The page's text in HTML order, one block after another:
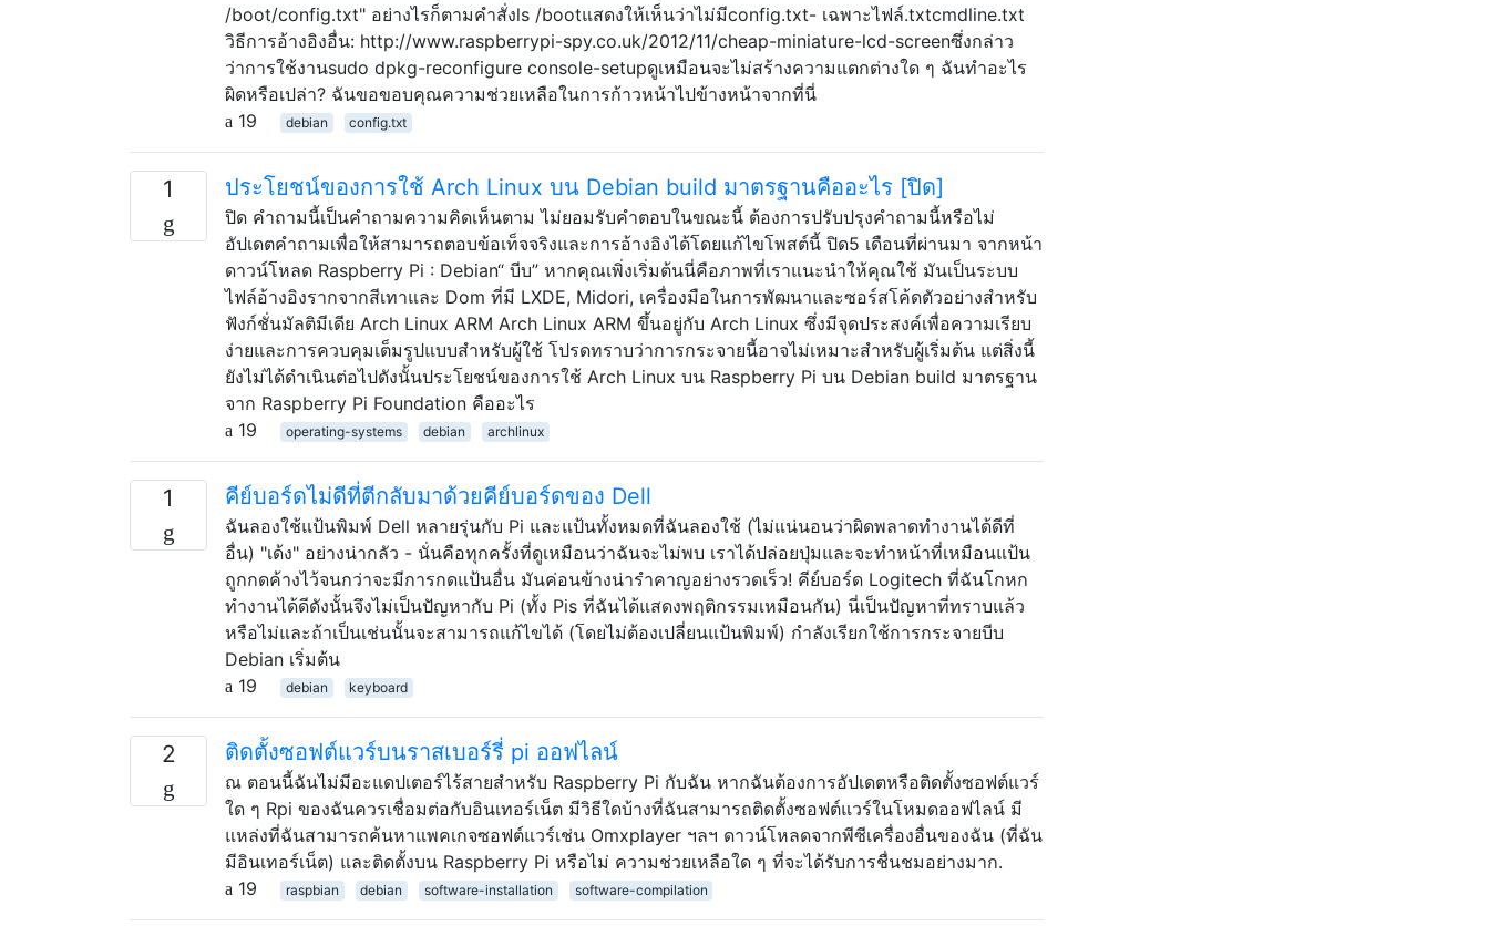
/boot/config.txt" อย่างไรก็ตามคำสั่งls /bootแสดงให้เห็นว่าไม่มีconfig.txt- เฉพาะไฟล์.txtcmdline.txt
วิธีการอ้างอิงอื่น: http://www.raspberrypi-spy.co.uk/2012/11/cheap-miniature-lcd-screenซึ่งกล่าว
ว่าการใช้งานsudo dpkg-reconfigure console-setupดูเหมือนจะไม่สร้างความแตกต่างใด ๆ ฉันทำอะไร
ผิดหรือเปล่า? ฉันขอขอบคุณความช่วยเหลือในการก้าวหน้าไปข้างหน้าจากที่นี่
19
debian config.txt
1 ประโยชน์ของการใช้ Arch Linux บน Debian build มาตรฐานคืออะไร [ปิด]
ปิด คำถามนี้เป็นคำถามความคิดเห็นตาม ไม่ยอมรับคำตอบในขณะนี้ ต้องการปรับปรุงคำถามนี้หรือไม่
อัปเดตคำถามเพื่อให้สามารถตอบข้อเท็จจริงและการอ้างอิงได้โดยแก้ไขโพสต์นี้ ปิด5 เดือนที่ผ่านมา จากหน้า
ดาวน์โหลด Raspberry Pi : Debian“ บีบ” หากคุณเพิ่งเริ่มต้นนี่คือภาพที่เราแนะนำให้คุณใช้ มันเป็นระบบ
ไฟล์อ้างอิงรากจากสีเทาและ Dom ที่มี LXDE, Midori, เครื่องมือในการพัฒนาและซอร์สโค้ดตัวอย่างสำหรับ
ฟังก์ชั่นมัลติมีเดีย Arch Linux ARM Arch Linux ARM ขึ้นอยู่กับ Arch Linux ซึ่งมีจุดประสงค์เพื่อความเรียบ
ง่ายและการควบคุมเต็มรูปแบบสำหรับผู้ใช้ โปรดทราบว่าการกระจายนี้อาจไม่เหมาะสำหรับผู้เริ่มต้น แต่สิ่งนี้
ยังไม่ได้ดำเนินต่อไปดังนั้นประโยชน์ของการใช้ Arch Linux บน Raspberry Pi บน Debian build มาตรฐาน
จาก Raspberry Pi Foundation คืออะไร
19
operating-systems debian archlinux
1 คีย์บอร์ดไม่ดีที่ตีกลับมาด้วยคีย์บอร์ดของ Dell
ฉันลองใช้แป้นพิมพ์ Dell หลายรุ่นกับ Pi และแป้นทั้งหมดที่ฉันลองใช้ (ไม่แน่นอนว่าผิดพลาดทำงานได้ดีที่
อื่น) "เด้ง" อย่างน่ากลัว - นั่นคือทุกครั้งที่ดูเหมือนว่าฉันจะไม่พบ เราได้ปล่อยปุ่มและจะทำหน้าที่เหมือนแป้น
ถูกกดค้างไว้จนกว่าจะมีการกดแป้นอื่น มันค่อนข้างน่ารำคาญอย่างรวดเร็ว! คีย์บอร์ด Logitech ที่ฉันโกหก
ทำงานได้ดีดังนั้นจึงไม่เป็นปัญหากับ Pi (ทั้ง Pis ที่ฉันได้แสดงพฤติกรรมเหมือนกัน) นี่เป็นปัญหาที่ทราบแล้ว
หรือไม่และถ้าเป็นเช่นนั้นจะสามารถแก้ไขได้ (โดยไม่ต้องเปลี่ยนแป้นพิมพ์) กำลังเรียกใช้การกระจายบีบ
Debian เริ่มต้น
19
debian keyboard
2 ติดตั้งซอฟต์แวร์บนราสเบอร์รี่ pi ออฟไลน์
ณ ตอนนี้ฉันไม่มีอะแดปเตอร์ไร้สายสำหรับ Raspberry Pi กับฉัน หากฉันต้องการอัปเดตหรือติดตั้งซอฟต์แวร์
ใด ๆ Rpi ของฉันควรเชื่อมต่อกับอินเทอร์เน็ต มีวิธีใดบ้างที่ฉันสามารถติดตั้งซอฟต์แวร์ในโหมดออฟไลน์ มี
แหล่งที่ฉันสามารถค้นหาแพคเกจซอฟต์แวร์เช่น Omxplayer ฯลฯ ดาวน์โหลดจากพีซีเครื่องอื่นของฉัน (ที่ฉัน
มีอินเทอร์เน็ต) และติดตั้งบน Raspberry Pi หรือไม่ ความช่วยเหลือใด ๆ ที่จะได้รับการชื่นชมอย่างมาก.
19
raspbian debian software-installation software-compilation